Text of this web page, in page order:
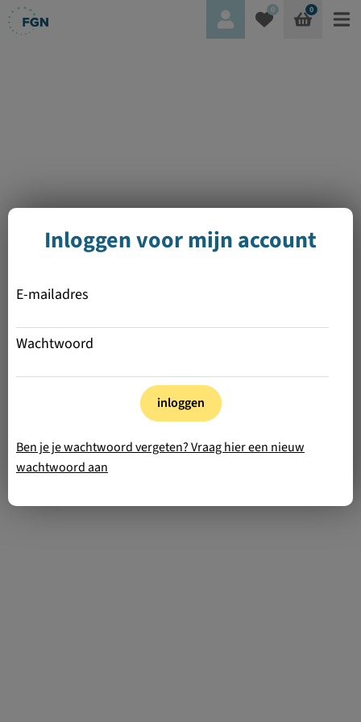
0 0
Inloggen voor mijn account
E-mailadres
Wachtwoord
inloggen
Ben je je wachtwoord vergeten? Vraag hier een nieuw
wachtwoord aan